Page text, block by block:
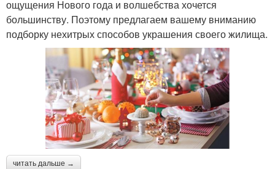
ощущения Нового года и волшебства хочется
большинству. Поэтому предлагаем вашему вниманию
подборку нехитрых способов украшения своего жилища.
читать дальше →